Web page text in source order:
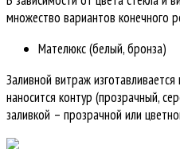
множество вариантов конечного
Мателюкс (белый, бронза)
Заливной витраж
наносится контур (прозрачный,
заливкой – прозрачной или